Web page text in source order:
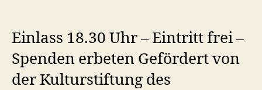
Einlass 18.30 Uhr – Eintritt frei –
Spenden erbeten Gefördert von
der Kulturstiftung des